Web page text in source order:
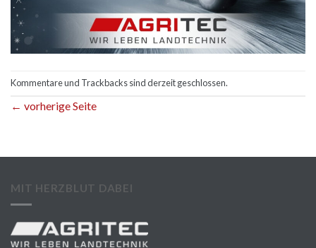
Kommentare und Trackbacks sind derzeit geschlossen.
← vorherige Seite
MIT HERZBLUT DABEI